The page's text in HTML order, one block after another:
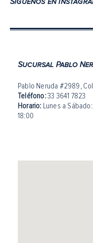
Sucursal Pablo
Pablo Neruda #2989,
Teléfono:33 3641 7823
Horario: Lunes a
18:00